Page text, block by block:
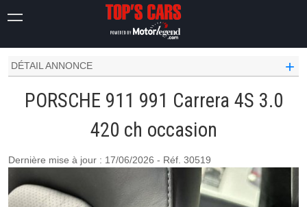
CARRERA 4S 3.0 420 CH
DÉTAIL ANNONCE
+
PORSCHE 911 991 Carrera 4S 3.0
420 ch occasion
Dernière mise à jour : 17/06/2026 - Réf. 30519